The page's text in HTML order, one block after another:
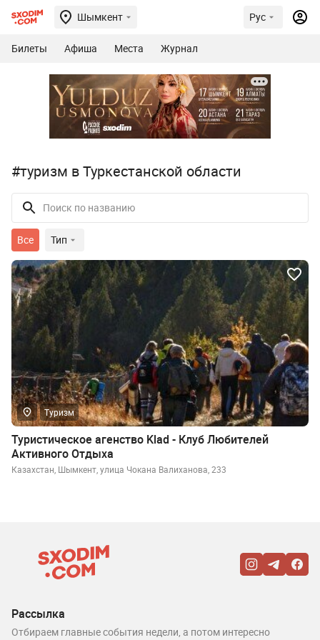
Шымкент Рус
Билеты Афиша Места Журнал
#туризм в Туркестанской области
Все Тип
Туризм
Туристическое агенство Klad - Клуб Любителей
Активного Отдыха
Казахстан, Шымкент, улица Чокана Валиханова, 233
Рассылка
Отбираем главные события недели, а потом интересно